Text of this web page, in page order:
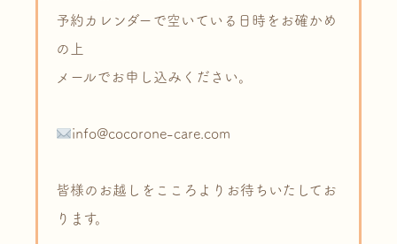
予約カレンダーで空いている日時をお確かめ
の上
メールでお申し込みください。
info@cocorone-care.com
皆様のお越しをこころよりお待ちいたしてお
ります。